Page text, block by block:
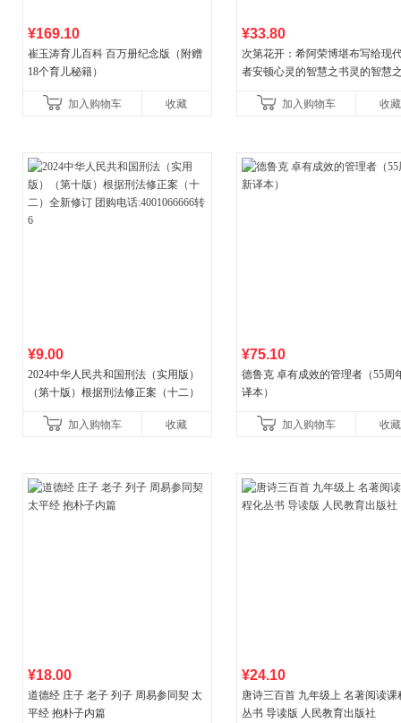
¥169.10
崔玉涛育儿百科 百万册纪念版（附赠
18个育儿秘籍）
加入购物车 收藏
¥33.80
次第花开：希阿荣博堪布写给现
者安顿心灵的智慧之书灵的智慧
加入购物车 收藏
¥9.00
2024中华人民共和国刑法（实用版）
（第十版）根据刑法修正案（十二）
加入购物车
收藏
¥75.10
德鲁克 卓有成效的管理者（55周
译本）
加入购物车 收藏
¥18.00
道德经 庄子 老子 列子 周易参同契 太
平经 抱朴子内篇
¥24.10
唐诗三百首 九年级上 名著阅读课
丛书 导读版 人民教育出版社